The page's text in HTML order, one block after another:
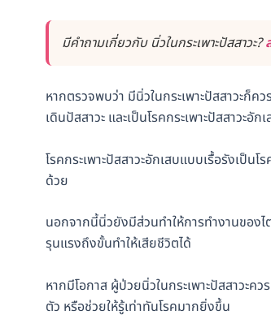
มีคำถามเกี่ยวกับ นิ่วในกระเพาะปัสสาวะ?
หากตรวจพบว่า มีนิ่วในกระเพาะปัสสาวะก็ค
เดินปัสสาวะ และเป็นโรคกระเพาะปัสสาวะอัก
โรคกระเพาะปัสสาวะอักเสบแบบเรื้อรังเป็
ด้วย
นอกจากนี้นิ่วยังมีส่วนทำให้การทำงานของไ
รุนแรงถึงขั้นทำให้เสียชีวิตได้
หากมีโอกาส ผู้ป่วยนิ่วในกระเพาะปัสสาวะ
ตัว หรือช่วยให้รู้เท่าทันโรคมากยิ่งขึ้น